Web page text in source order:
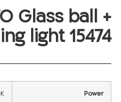
Glass ball +
light 15474
Power